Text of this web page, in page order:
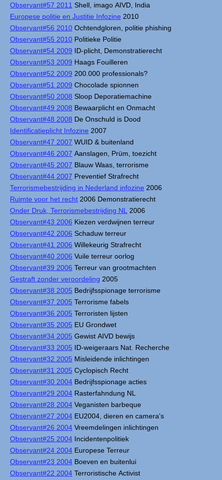
Observant#57 2011 Shell, imago AIVD, India
Europese politie en Justitie Infozine 2010
Observant#56 2010 Ochtendgloren, politie phishing
Observant#55 2010 Politieke Politie
Observant#54 2009 ID-plicht, Demonstratierecht
Observant#53 2009 Haags Fouilleren
Observant#52 2009 200.000 professionals?
Observant#51 2009 Chocolade spionnen
Observant#50 2008 Sloop Deporatiemachine
Observant#49 2008 Bewaarplicht en Onmacht
Observant#48 2008 De Onschuld is Dood
Identificatieplicht Infozine 2007
Observant#47 2007 WUID & buitenland
Observant#46 2007 Aanslagen, Prüm, toezicht
Observant#45 2007 Blauw Waas, terrorisme
Observant#44 2007 Preventief Strafrecht
Terrorismebestrijding in Nederland infozine 2006
Ruimte voor het recht 2006 Demonstratierecht
Onder Druk, Terrorismebestrijding NL
2006
Observant#43 2006 Kiezen verdwijnen terreur
Observant#42 2006 Schaduw terreur
Observant#41 2006 Willekeurig Strafrecht
Observant#40 2006 Vuile terreur oorlog
Observant#39 2006 Terreur van grootmachten
Gestraft zonder veroordeling 2005
Observant#38 2005 Bedrijfsspionage terrorisme
Observant#37 2005 Terrorisme fabels
Observant#36 2005 Terroristen lijsten
Observant#35 2005 EU Grondwet
Observant#34 2005 Gewist AIVD bewijs
Observant#33 2005 ID-weigeraars Nat. Recherche
Observant#32 2005 Misleidende inlichtingen
Observant#31 2005 Cyclopisch Recht
Observant#30 2004 Bedrijfsspionage acties
Observant#29 2004 Rasterfahndung NL
Observant#28 2004 Veganisten barbeque
Observant#27 2004 EU2004, dieren en camera's
Observant#26 2004 Vreemdelingen inlichtingen
Observant#25 2004 Incidentenpolitiek
Observant#24 2004 Europese Terreur
Observant#23 2004 Boeven en buitenlui
Observant#22 2004 Terroristische Activist